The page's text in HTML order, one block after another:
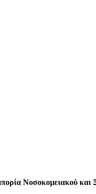
Νοσοκομειακού και